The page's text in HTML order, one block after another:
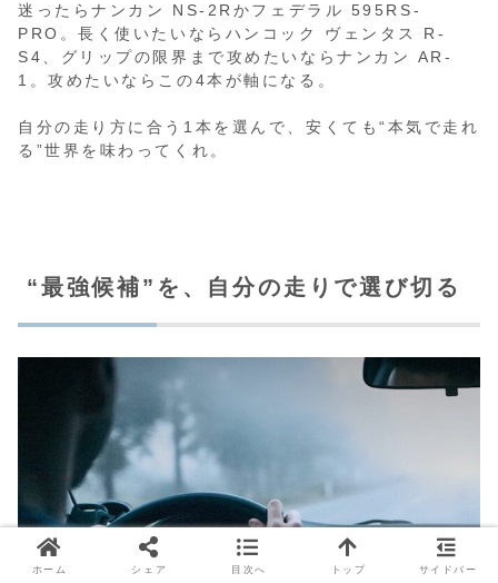
迷ったらナンカン NS-2Rかフェデラル 595RS-
PRO。長く使いたいならハンコック ヴェンタス R-
S4、グリップの限界まで攻めたいならナンカン AR-
1。攻めたいならこの4本が軸になる。
自分の走り方に合う1本を選んで、安くても“本気で走れ
る”世界を味わってくれ。
“最強候補”を、自分の走りで選び切る
ホーム シェア 目次へ トップ サイドバー